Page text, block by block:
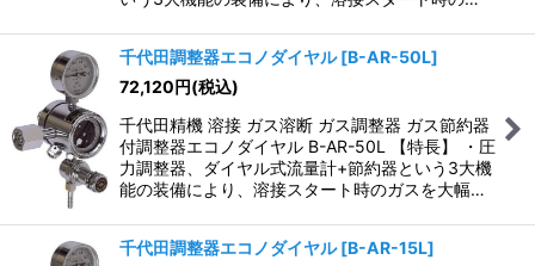
千代田調整器エコノダイヤル [B-AR-50L]
72,120円(税込)
千代田精機 溶接 ガス溶断 ガス調整器 ガス節約器
付調整器エコノダイヤル B-AR-50L 【特長】 ・圧
力調整器、ダイヤル式流量計+節約器という3大機
能の装備により、溶接スタート時のガスを大幅…
千代田調整器エコノダイヤル [B-AR-15L]